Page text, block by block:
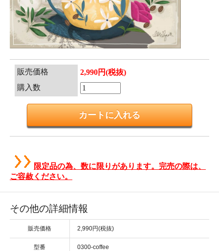
販売価格
2,990円(税抜)
購入数
限定品の為、数に限りがあります。完売の際は、
ご容赦ください。
その他の詳細情報
販売価格 2,990円(税抜)
型番 0300-coffee